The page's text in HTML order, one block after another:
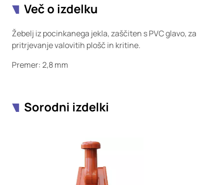
Več o izdelku
Žebelj iz pocinkanega jekla, zaščiten s PVC glavo, za
pritrjevanje valovitih plošč in kritine.
Premer: 2,8 mm
Sorodni izdelki